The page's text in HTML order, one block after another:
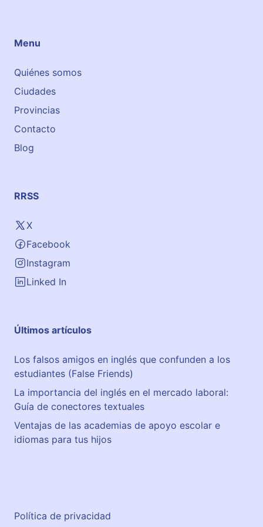
e
m
y
Menu
Quiénes somos
Ciudades
Provincias
Contacto
Blog
RRSS
X
Facebook
Instagram
Linked In
Últimos artículos
Los falsos amigos en inglés que confunden a los
estudiantes (False Friends)
La importancia del inglés en el mercado laboral:
Guía de conectores textuales
Ventajas de las academias de apoyo escolar e
idiomas para tus hijos
Política de privacidad